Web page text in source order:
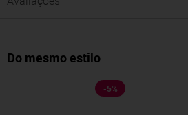
Do mesmo estilo
-5%